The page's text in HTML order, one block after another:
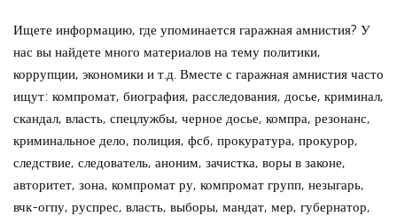
Ищете информацию, где упоминается гаражная амнистия? У
нас вы найдете много материалов на тему политики,
коррупции, экономики и т.д. Вместе с гаражная амнистия часто
ищут: компромат, биография, расследования, досье, криминал,
скандал, власть, спецлужбы, черное досье, компра, резонанс,
криминальное дело, полиция, фсб, прокуратура, прокурор,
следствие, следователь, аноним, зачистка, воры в законе,
авторитет, зона, компромат ру, компромат групп, незыгарь,
вчк-огпу, руспрес, власть, выборы, мандат, мер, губернатор,